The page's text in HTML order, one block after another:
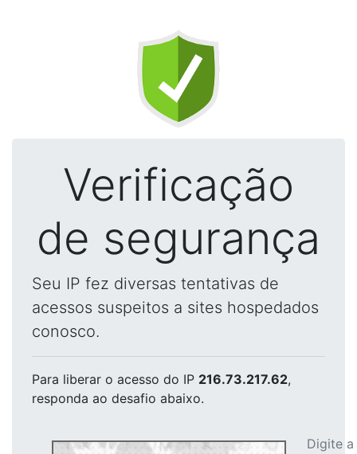
Verificação
de segurança
Seu IP fez diversas tentativas de
acessos suspeitos a sites hospedados
conosco.
Para liberar o acesso do IP 216.73.217.62,
responda ao desafio abaixo.
Digite